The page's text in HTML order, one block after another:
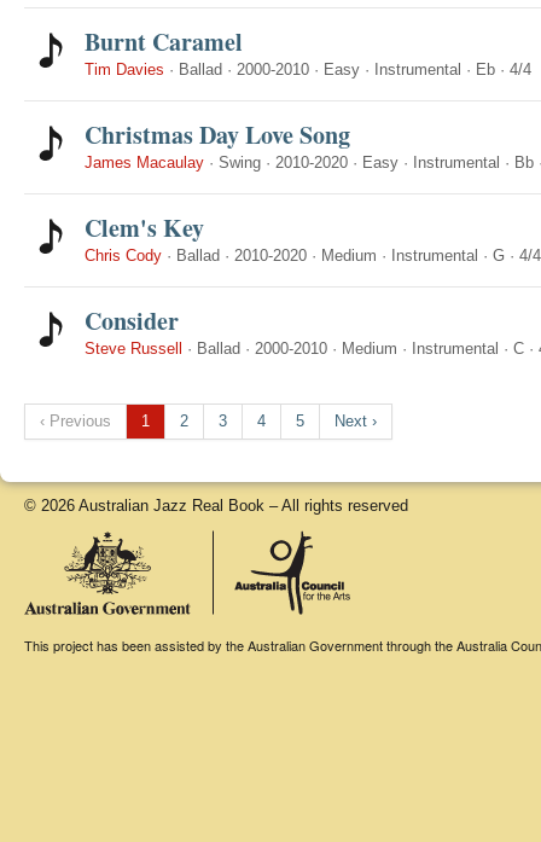
Burnt Caramel
Tim Davies · Ballad · 2000-2010 · Easy · Instrumental · Eb · 4/4
Christmas Day Love Song
James Macaulay · Swing · 2010-2020 · Easy · Instrumental · Bb
Clem's Key
Chris Cody · Ballad · 2010-2020 · Medium · Instrumental · G · 4/4
Consider
Steve Russell · Ballad · 2000-2010 · Medium · Instrumental · C ·
‹ Previous 1 2 3 4 5 Next ›
© 2026 Australian Jazz Real Book – All rights reserved
This project has been assisted by the Australian Government through the Australia